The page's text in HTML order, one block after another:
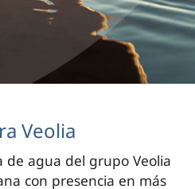
Veolia
agua del grupo Veolia
con presencia en más